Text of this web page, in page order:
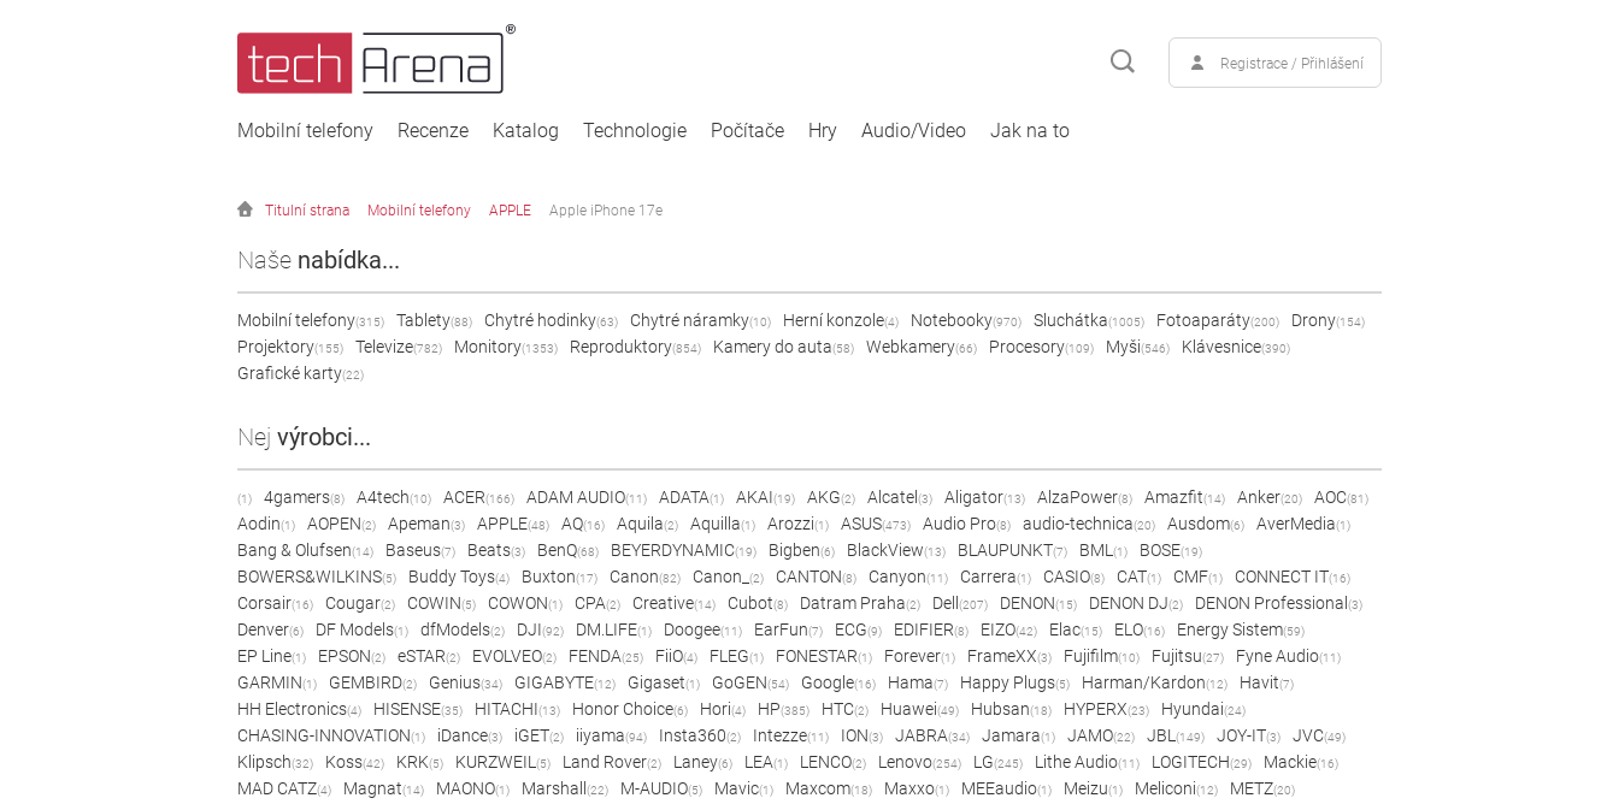
Registrace / Přihlášení
Mobilní telefony Recenze Katalog Technologie Počítače Hry Audio/Video Jak na to
Titulní strana Mobilní telefony APPLE Apple iPhone 17e
Naše nabídka...
Mobilní telefony(315) Tablety(88) Chytré hodinky(63) Chytré náramky(10) Herní konzole(4) Notebooky(970) Sluchátka(1005) Fotoaparáty(200) Drony(154)
Projektory(155) Televize(782) Monitory(1353) Reproduktory(854) Kamery do auta(58) Webkamery(66) Procesory(109) Myši(546) Klávesnice(390)
Grafické karty(22)
Nej výrobci...
(1) 4gamers(8) A4tech(10) ACER(166) ADAM AUDIO(11) ADATA(1) AKAI(19) AKG(2) Alcatel (3) Aligator(13) AlzaPower(8) Amazfit(14) Anker(20) AOC(81)
Aodin(1) AOPEN(2) Apeman(3) APPLE(48) AQ(16) Aquila(2) Aquilla(1) Arozzi(1) ASUS(473) Audio Pro(8) audio-technica(20) Ausdom(6) AverMedia(1)
Bang & Olufsen(14) Baseus(7) Beats(3) BenQ(68) BEYERDYNAMIC(19) Bigben(6) BlackView(13) BLAUPUNKT(7) BML(1) BOSE(19)
BOWERS&WILKINS(5) Buddy Toys(4) Buxton(17) Canon(82) Canon_ (2) CANTON(8) Canyon(11) Carrera(1) CASIO(8) CAT(1) CMF(1) CONNECT IT(16)
Corsair(16) Cougar(2) COWIN(5) COWON(1) CPA(2) Creative(14) Cubot(8) Datram Praha(2) Dell (207) DENON(15) DENON DJ(2) DENON Professional (3)
Denver(6) DF Models(1) dfModels(2) DJI(92) DM.LIFE(1) Doogee(11) EarFun(7) ECG(9) EDIFIER(8) EIZO(42) Elac(15) ELO(16) Energy Sistem(59)
EP Line(1) EPSON(2) eSTAR(2) EVOLVEO(2) FENDA(25) FiiO(4) FLEG(1) FONESTAR(1) Forever(1) FrameXX(3) Fujifilm(10) Fujitsu(27) Fyne Audio(11)
GARMIN(1) GEMBIRD(2) Genius(34) GIGABYTE(12) Gigaset(1) GoGEN(54) Google(16) Hama(7) Happy Plugs(5) Harman/Kardon(12) Havit(7)
HH Electronics(4) HISENSE(35) HITACHI(13) Honor Choice(6) Hori(4) HP(385) HTC(2) Huawei(49) Hubsan(18) HYPERX(23) Hyundai(24)
CHASING-INNOVATION(1) iDance(3) iGET(2) iiyama(94) Insta360(2) Intezze(11) ION(3) JABRA(34) Jamara(1) JAMO(22) JBL(149) JOY-IT(3) JVC(49)
Klipsch(32) Koss(42) KRK(5) KURZWEIL(5) Land Rover(2) Laney(6) LEA(1) LENCO(2) Lenovo(254) LG(245) Lithe Audio(11) LOGITECH(29) Mackie(16)
MAD CATZ(4) Magnat(14) MAONO(1) Marshall (22) M-AUDIO(5) Mavic(1) Maxcom(18) Maxxo(1) MEEaudio(1) Meizu(1) Meliconi(12) METZ(20)